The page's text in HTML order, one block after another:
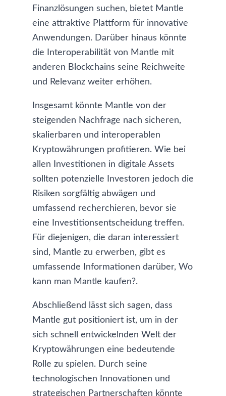
Finanzlösungen suchen, bietet Mantle
eine attraktive Plattform für innovative
Anwendungen. Darüber hinaus könnte
die Interoperabilität von Mantle mit
anderen Blockchains seine Reichweite
und Relevanz weiter erhöhen.
Insgesamt könnte Mantle von der
steigenden Nachfrage nach sicheren,
skalierbaren und interoperablen
Kryptowährungen profitieren. Wie bei
allen Investitionen in digitale Assets
sollten potenzielle Investoren jedoch die
Risiken sorgfältig abwägen und
umfassend recherchieren, bevor sie
eine Investitionsentscheidung treffen.
Für diejenigen, die daran interessiert
sind, Mantle zu erwerben, gibt es
umfassende Informationen darüber, Wo
kann man Mantle kaufen?.
Abschließend lässt sich sagen, dass
Mantle gut positioniert ist, um in der
sich schnell entwickelnden Welt der
Kryptowährungen eine bedeutende
Rolle zu spielen. Durch seine
technologischen Innovationen und
strategischen Partnerschaften könnte